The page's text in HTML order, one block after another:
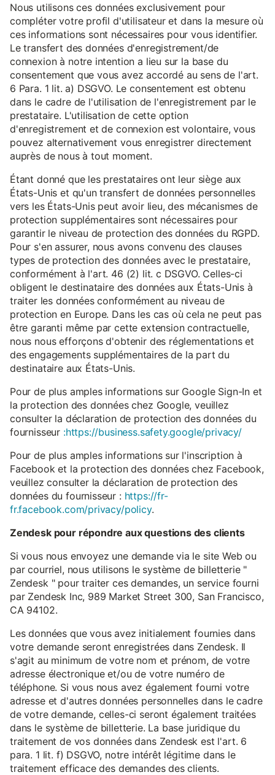
Nous utilisons ces données exclusivement pour
compléter votre profil d'utilisateur et dans la mesure où
ces informations sont nécessaires pour vous identifier.
Le transfert des données d'enregistrement/de
connexion à notre intention a lieu sur la base du
consentement que vous avez accordé au sens de l'art.
6 Para. 1 lit. a) DSGVO. Le consentement est obtenu
dans le cadre de l'utilisation de l'enregistrement par le
prestataire. L'utilisation de cette option
d'enregistrement et de connexion est volontaire, vous
pouvez alternativement vous enregistrer directement
auprès de nous à tout moment.
Étant donné que les prestataires ont leur siège aux
États-Unis et qu'un transfert de données personnelles
vers les États-Unis peut avoir lieu, des mécanismes de
protection supplémentaires sont nécessaires pour
garantir le niveau de protection des données du RGPD.
Pour s'en assurer, nous avons convenu des clauses
types de protection des données avec le prestataire,
conformément à l'art. 46 (2) lit. c DSGVO. Celles-ci
obligent le destinataire des données aux États-Unis à
traiter les données conformément au niveau de
protection en Europe. Dans les cas où cela ne peut pas
être garanti même par cette extension contractuelle,
nous nous efforçons d'obtenir des réglementations et
des engagements supplémentaires de la part du
destinataire aux États-Unis.
Pour de plus amples informations sur Google Sign-In et
la protection des données chez Google, veuillez
consulter la déclaration de protection des données du
fournisseur :https://business.safety.google/privacy/
Pour de plus amples informations sur l'inscription à
Facebook et la protection des données chez Facebook,
veuillez consulter la déclaration de protection des
données du fournisseur : https://fr-
fr.facebook.com/privacy/policy.
Zendesk pour répondre aux questions des clients
Si vous nous envoyez une demande via le site Web ou
par courriel, nous utilisons le système de billetterie "
Zendesk " pour traiter ces demandes, un service fourni
par Zendesk Inc, 989 Market Street 300, San Francisco,
CA 94102.
Les données que vous avez initialement fournies dans
votre demande seront enregistrées dans Zendesk. Il
s'agit au minimum de votre nom et prénom, de votre
adresse électronique et/ou de votre numéro de
téléphone. Si vous nous avez également fourni votre
adresse et d'autres données personnelles dans le cadre
de votre demande, celles-ci seront également traitées
dans le système de billetterie. La base juridique du
traitement de vos données dans Zendesk est l'art. 6
para. 1 lit. f) DSGVO, notre intérêt légitime dans le
traitement efficace des demandes des clients.